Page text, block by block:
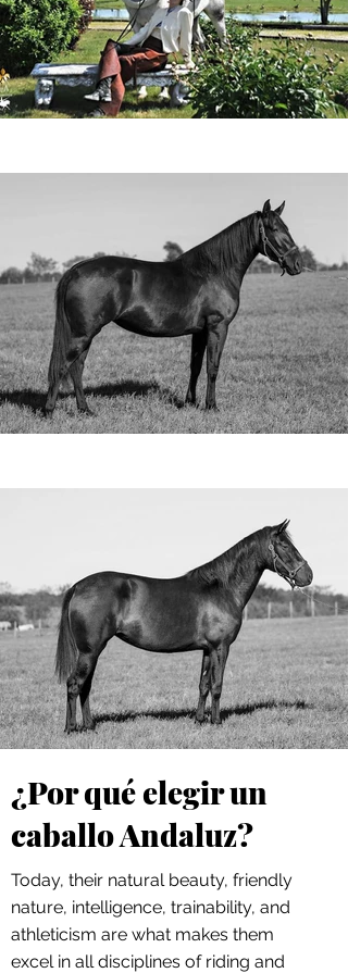
¿Por qué elegir un
caballo Andaluz?
Today, their natural beauty, friendly
nature, intelligence, trainability, and
athleticism are what makes them
excel in all disciplines of riding and